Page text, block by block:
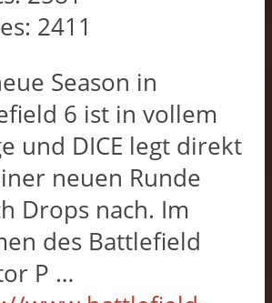
2411
Season in
6 ist in vollem
und DICE legt direkt
neuen Runde
Drops nach. Im
des Battlefield
P …